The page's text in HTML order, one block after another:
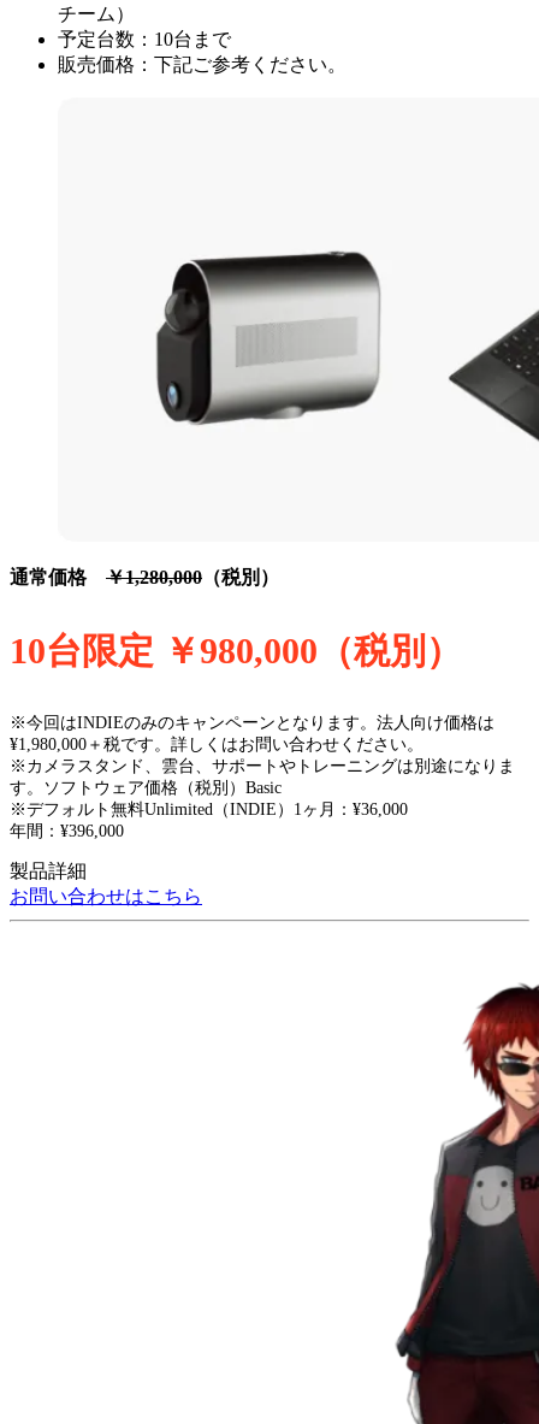
チーム）
予定台数：10台まで
販売価格：下記ご参考ください。
通常価格 ￥1,280,000 （税別）
10台限定 ￥980,000（税別）
※今回はINDIEのみのキャンペーンとなります。法人向け価格は
¥1,980,000＋税です。詳しくはお問い合わせください。
※カメラスタンド、雲台、サポートやトレーニングは別途になりま
す。ソフトウェア価格（税別）Basic
※デフォルト無料Unlimited（INDIE）1ヶ月：¥36,000
年間：¥396,000
製品詳細
お問い合わせはこちら